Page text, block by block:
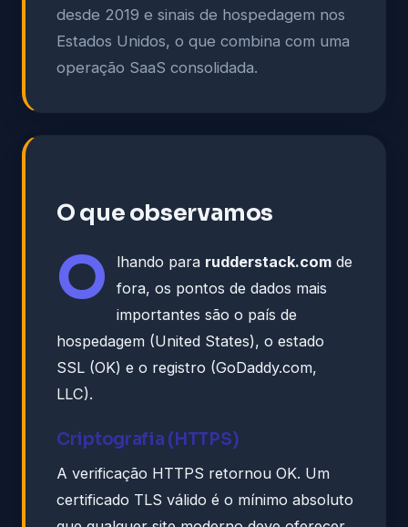
desde 2019 e sinais de hospedagem nos
Estados Unidos, o que combina com uma
operação SaaS consolidada.
O que observamos
O lhando para rudderstack.com de
fora, os pontos de dados mais
importantes são o país de
hospedagem (United States), o estado
SSL (OK) e o registro (GoDaddy.com,
LLC).
Criptografia (HTTPS)
A verificação HTTPS retornou OK. Um
certificado TLS válido é o mínimo absoluto